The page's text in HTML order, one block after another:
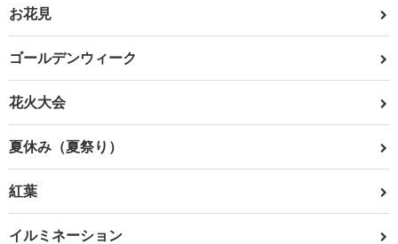
お花見
ゴールデンウィーク
花火大会
夏休み（夏祭り）
紅葉
イルミネーション